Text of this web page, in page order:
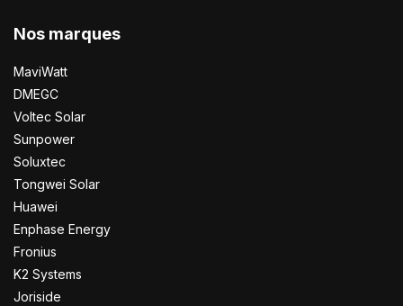
Nos marques
MaviWatt
DMEGC
Voltec Solar
Sunpower
Soluxtec
Tongwei Solar
Huawei
Enphase Energy
Fronius
K2 Systems
Joriside